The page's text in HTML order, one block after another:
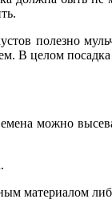
полезно
В целом
можно
материалом